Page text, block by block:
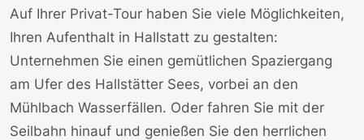
Auf Ihrer Privat-Tour haben Sie viele Möglichkeiten,
Ihren Aufenthalt in Hallstatt zu gestalten:
Unternehmen Sie einen gemütlichen Spaziergang
am Ufer des Hallstätter Sees, vorbei an den
Mühlbach Wasserfällen. Oder fahren Sie mit der
Seilbahn hinauf und genießen Sie den herrlichen